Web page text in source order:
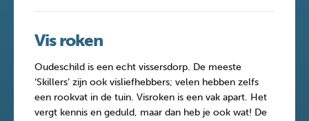
Vis roken
Oudeschild is een echt vissersdorp. De meeste
‘Skillers’ zijn ook visliefhebbers; velen hebben zelfs
een rookvat in de tuin. Visroken is een vak apart. Het
vergt kennis en geduld, maar dan heb je ook wat! De